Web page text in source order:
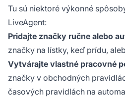
Tu sú niektoré výkonné
LiveAgent:
Pridajte značky ručne alebo
značky na lístky, keď prídu,
Vytvárajte vlastné pracovné
značky v obchodných
časových pravidlách na